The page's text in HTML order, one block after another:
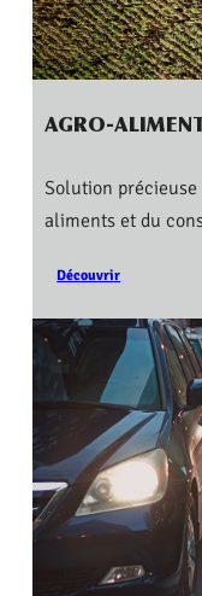
AGRO-
Solution
aliments et du
Découvrir